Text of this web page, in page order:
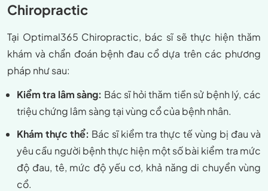
Chiropractic
Tại Optimal365 Chiropractic, bác sĩ sẽ thực hiện thăm
khám và chẩn đoán bệnh đau cổ dựa trên các phương
pháp như sau:
Kiểm tra lâm sàng: Bác sĩ hỏi thăm tiền sử bệnh lý, các
triệu chứng lâm sàng tại vùng cổ của bệnh nhân.
Khám thực thể: Bác sĩ kiểm tra thực tế vùng bị đau và
yêu cầu người bệnh thực hiện một số bài kiểm tra mức
độ đau, tê, mức độ yếu cơ, khả năng di chuyển vùng
cổ.